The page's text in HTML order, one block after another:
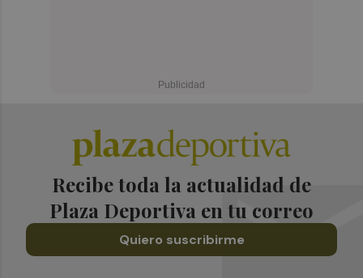
Recibe toda la actualidad de
Plaza Deportiva en tu correo
Quiero suscribirme